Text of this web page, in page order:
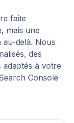
faite
mais une
delà. Nous
des
à votre
Console